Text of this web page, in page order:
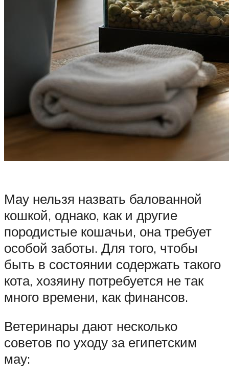
Мау нельзя назвать балованной
кошкой, однако, как и другие
породистые кошачьи, она требует
особой заботы. Для того, чтобы
быть в состоянии содержать такого
кота, хозяину потребуется не так
много времени, как финансов.
Ветеринары дают несколько
советов по уходу за египетским
мау: